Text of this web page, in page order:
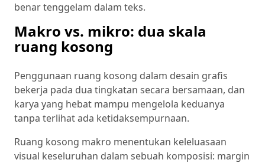
benar tenggelam dalam teks.
Makro vs. mikro: dua skala
ruang kosong
Penggunaan ruang kosong dalam desain grafis
bekerja pada dua tingkatan secara bersamaan, dan
karya yang hebat mampu mengelola keduanya
tanpa terlihat ada ketidaksempurnaan.
Ruang kosong makro menentukan keleluasaan
visual keseluruhan dalam sebuah komposisi: margin